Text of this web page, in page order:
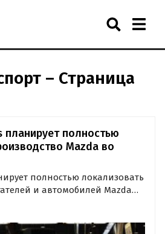
– Страница
полностью
Mazda во
полностью локализовать
и автомобилей Mazda
международного
(ПМЭФ-2021) рассказал